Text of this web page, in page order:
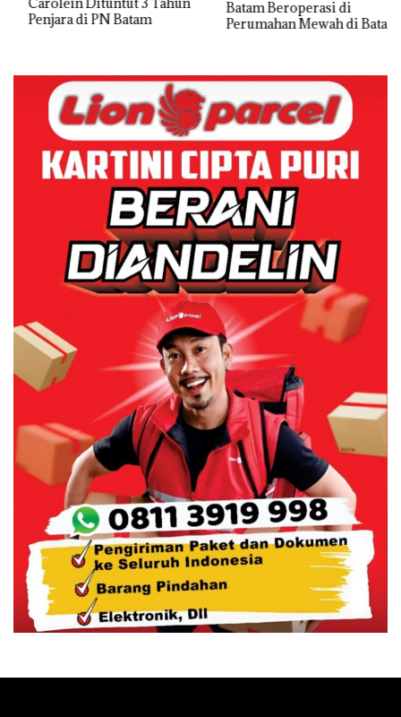
Penjara di PN Batam
Batam Beroperasi di
Perumahan Mewah di Batam